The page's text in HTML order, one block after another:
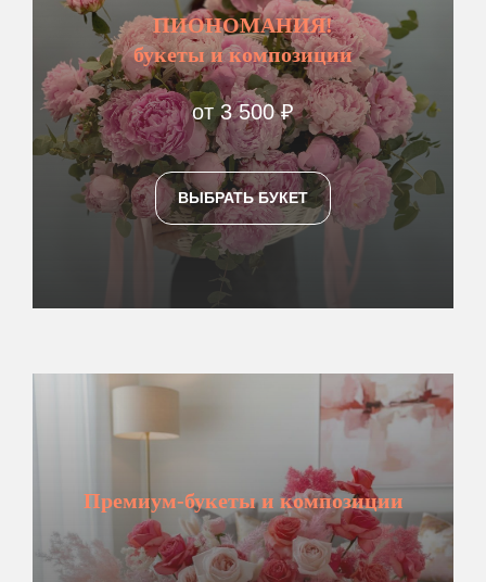
ПИОНОМАНИЯ!
букеты и композиции
от 3 500 ₽
ВЫБРАТЬ БУКЕТ
Премиум-букеты и композиции